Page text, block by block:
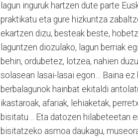
lagun inguruk hartzen dute parte
praktikatu eta gure hizkuntza
ekartzen dizu, besteak beste,
laguntzen diozulako, lagun berriak
behin, ordubetez, lotzea, nahien
solasean lasai-lasai egon… Baina
berbalagunok hainbat ekitaldi
ikastaroak, afariak, lehiaketak,
bisitatu… Eta datozen hilabeteetan
bisitatzeko asmoa daukagu,